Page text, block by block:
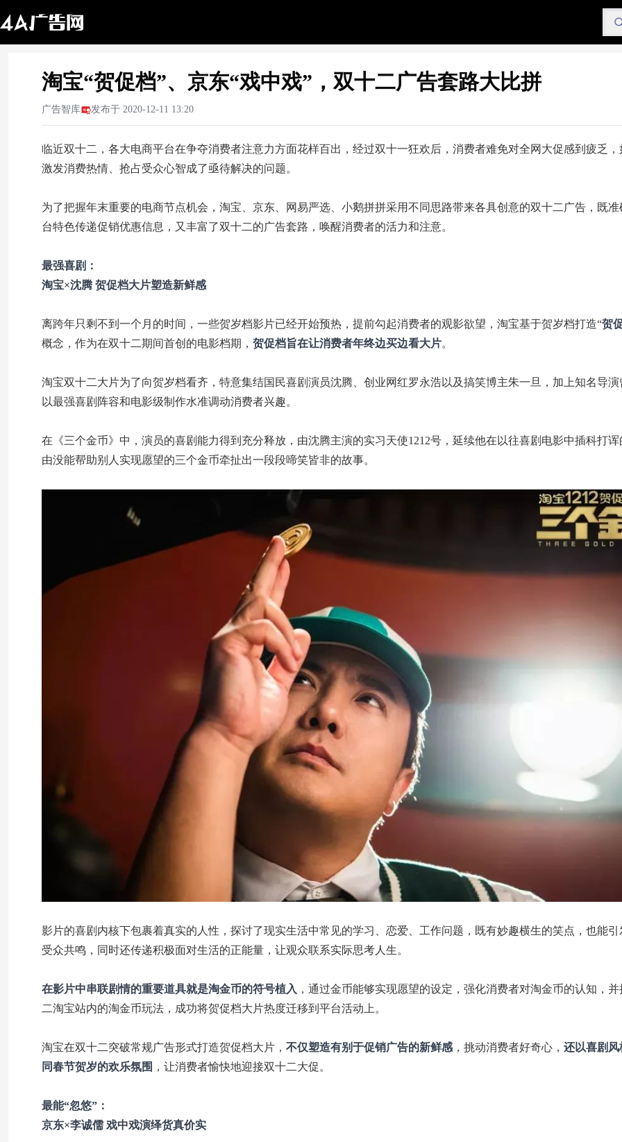
淘宝“贺促档”、京东“戏中戏”，双十二广告套路大比拼
广告智库 发布于 2020-12-11 13:20
临近双十二，各大电商平台在争夺消费者注意力方面花样百出，经过双十一狂欢后，消费者难免对全网大促感到疲乏
激发消费热情、抢占受众心智成了亟待解决的问题。
为了把握年末重要的电商节点机会，淘宝、京东、网易严选、小鹅拼拼采用不同思路带来各具创意的双十二广告，既
台特色传递促销优惠信息，又丰富了双十二的广告套路，唤醒消费者的活力和注意。
最强喜剧：
淘宝×沈腾 贺促档大片塑造新鲜感
离跨年只剩不到一个月的时间，一些贺岁档影片已经开始预热，提前勾起消费者的观影欲望，淘宝基于贺岁档打造“贺
概念，作为在双十二期间首创的电影档期， 贺促档旨在让消费者年终边买边看大片。
淘宝双十二大片为了向贺岁档看齐，特意集结国民喜剧演员沈腾、创业网红罗永浩以及搞笑博主朱一旦，加上知名导演
以最强喜剧阵容和电影级制作水准调动消费者兴趣。
在《三个金币》中，演员的喜剧能力得到充分释放，由沈腾主演的实习天使1212号，延续他在以往喜剧电影中插科打
由没能帮助别人实现愿望的三个金币牵扯出一段段啼笑皆非的故事。
影片的喜剧内核下包裹着真实的人性，探讨了现实生活中常见的学习、恋爱、工作问题，既有妙趣横生的笑点，也能引
受众共鸣，同时还传递积极面对生活的正能量，让观众联系实际思考人生。
在影片中串联剧情的重要道具就是淘金币的符号植入 ，通过金币能够实现愿望的设定，强化消费者对淘金币的认知，
二淘宝站内的淘金币玩法，成功将贺促档大片热度迁移到平台活动上。
淘宝在双十二突破常规广告形式打造贺促档大片， 不仅塑造有别于促销广告的新鲜感 ，挑动消费者好奇心， 还以喜剧风
同春节贺岁的欢乐氛围 ，让消费者愉快地迎接双十二大促。
最能“忽悠”：
京东×李诚儒 戏中戏演绎货真价实